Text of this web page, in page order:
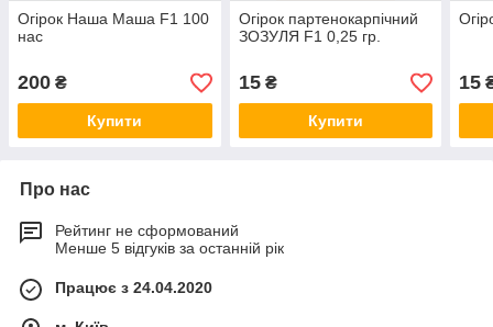
Огірок Наша Маша F1 100
нас
200 ₴
Купити
Огірок партенокарпічний
ЗОЗУЛЯ F1 0,25 гр.
15₴
Купити
15
Про нас
Рейтинг не сформований
Менше 5 відгуків за останній рік
Працює з 24.04.2020